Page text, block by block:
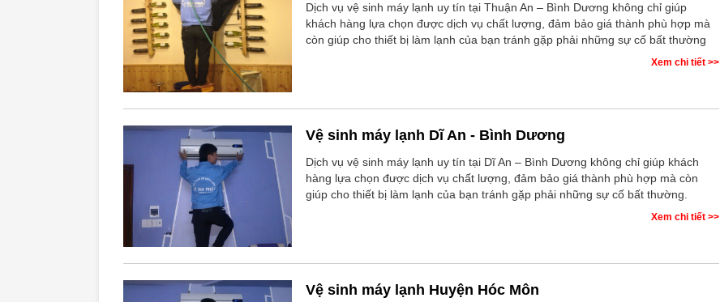
Dịch vụ vệ sinh máy lạnh uy tín tại Thuận An – Bình Dương không chỉ giúp
khách hàng lựa chọn được dịch vụ chất lượng, đảm bảo giá thành phù hợp mà
còn giúp cho thiết bị làm lạnh của bạn tránh gặp phải những sự cố bất thường
Xem chi tiết >>
Vệ sinh máy lạnh Dĩ An - Bình Dương
Dịch vụ vệ sinh máy lạnh uy tín tại Dĩ An – Bình Dương không chỉ giúp khách
hàng lựa chọn được dịch vụ chất lượng, đảm bảo giá thành phù hợp mà còn
giúp cho thiết bị làm lạnh của bạn tránh gặp phải những sự cố bất thường.
Xem chi tiết >>
Vệ sinh máy lạnh Huyện Hóc Môn